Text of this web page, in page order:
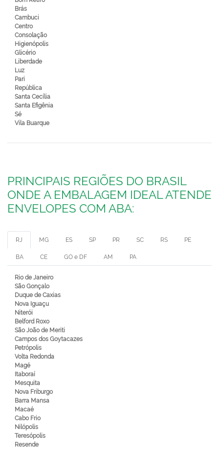
Brás
Cambuci
Centro
Consolação
Higienópolis
Glicério
Liberdade
Luz
Pari
República
Santa Cecília
Santa Efigênia
Sé
Vila Buarque
PRINCIPAIS REGIÕES DO BRASIL
ONDE A EMBALAGEM IDEAL ATENDE
ENVELOPES COM ABA:
RJ MG ES SP PR SC RS PE
BA CE GO e DF AM PA
Rio de Janeiro
São Gonçalo
Duque de Caxias
Nova Iguaçu
Niterói
Belford Roxo
São João de Meriti
Campos dos Goytacazes
Petrópolis
Volta Redonda
Magé
Itaboraí
Mesquita
Nova Friburgo
Barra Mansa
Macaé
Cabo Frio
Nilópolis
Teresópolis
Resende